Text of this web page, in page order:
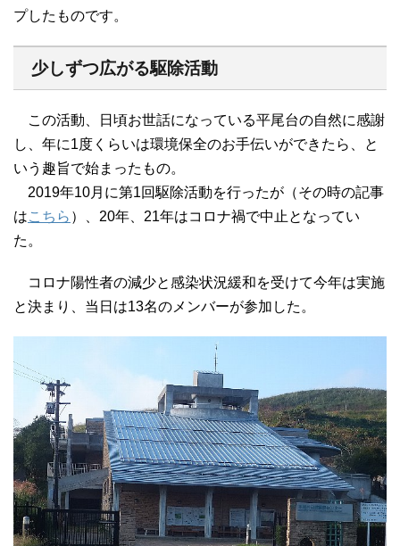
プしたものです。
少しずつ広がる駆除活動
この活動、日頃お世話になっている平尾台の自然に感謝
し、年に1度くらいは環境保全のお手伝いができたら、と
いう趣旨で始まったもの。
2019年10月に第1回駆除活動を行ったが（その時の記事
はこちら ）、20年、21年はコロナ禍で中止となってい
た。
コロナ陽性者の減少と感染状況緩和を受けて今年は実施
と決まり、当日は13名のメンバーが参加した。